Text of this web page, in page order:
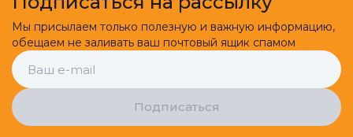
Мы присылаем только полезную и важную информацию,
обещаем не заливать ваш почтовый ящик спамом
Подписаться